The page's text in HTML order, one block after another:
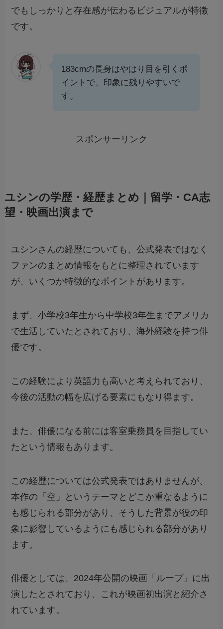
でもしっかりと存在感が伝わるビジュアルが特徴
です。
183cmの長身はやはり目を引くポ
イントで、印象に残りやすいで
す。
スポンサーリンク
ユシンの学歴・経歴まとめ｜留学・CA志
望・映画出演まで
ユシンさんの経歴についても、公式発表ではなく
ファンのまとめ情報をもとに整理されています
が、いくつか特徴的なポイントがあります。
まず、小学校3年生から中学校3年生までアメリカ
で生活していたとされており、海外経験を持つ俳
優です。
この経験により英語力も高いと考えられており、
今後の活動の幅を広げる要素にもなり得ます。
また、俳優になる前には客室乗務員を目指してい
たという情報もあります。
この経歴については公式発表ではありませんが、
本作の「空」というテーマとどこか重なるように
も感じられる部分があり、そうした背景が役の印
象に影響しているようにも感じられる部分があり
ます。
俳優としては、2024年公開の映画「ループ」に出
演したとされており、これが映画初出演と紹介さ
れています。